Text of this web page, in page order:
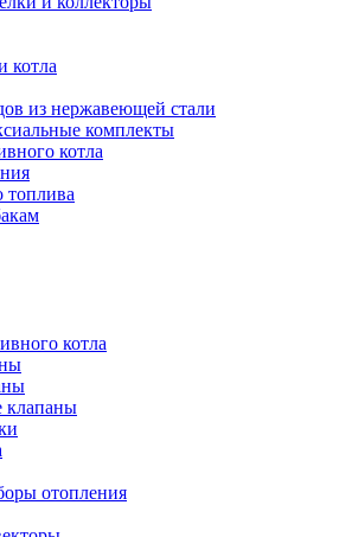
котла
из нержавеющей стали
комплекты
котла
топлива
котла
клапаны
отопления